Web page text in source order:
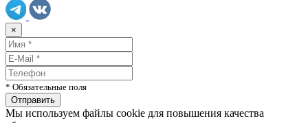
×
* Обязательные поля
Мы используем файлы cookie для повышения качества